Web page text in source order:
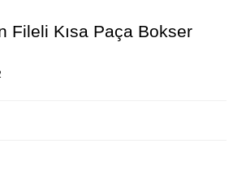
Fileli Kısa Paça Bokser